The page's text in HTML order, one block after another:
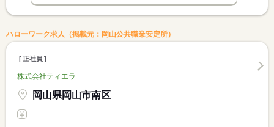
ハローワーク求人（掲載元：岡山公共職業安定所）
正社員
株式会社ティエラ
岡山県岡山市南区